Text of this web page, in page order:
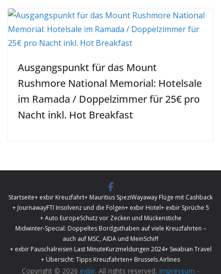
Ausgangspunkt für das Mount
Rushmore National Memorial: Hotelsale
im Ramada / Doppelzimmer für 25€ pro
Nacht inkl. Hot Breakfast
Startseite+ exbir Kreuzfahrt+ Mauritius SpeziWayaway Flüge mit Cashback
+ JournawayFTI Insolvenz und die Folgen+ exbir Hotel+ exbir Sprüche 5
+ Auto EuropeSchutz vor Zecken und Mückenstiche
Midwinter-Special: Doppeltes Bordguthaben auf viele Kreuzfahrten –
auch auf MSC, AIDA und MeinSchiff
+ exbir Pauschalreisen Last MinuteKurzmeldungen 2024+ Swabian Travel
+ Übersicht: Tipps Kreuzfahrten+ Brussels Airlines
Copyright © 2026 exbir. All rights reserved. Impressum -